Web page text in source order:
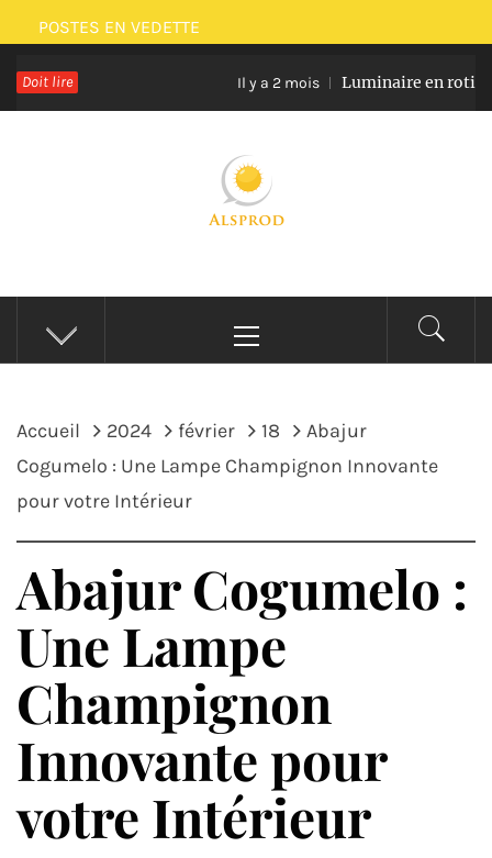
Passer
au
contenu
POSTES EN VEDETTE
Doit lire Il y a 2 mois Luminaire en rotin et verre
ALSPROD
Site De Partage De Délicieux Plats
principal
Accueil 2024 février 18
Abajur
Cogumelo : Une Lampe Champignon Innovante
pour votre Intérieur
Abajur Cogumelo :
Une Lampe
Champignon
Innovante pour
votre Intérieur